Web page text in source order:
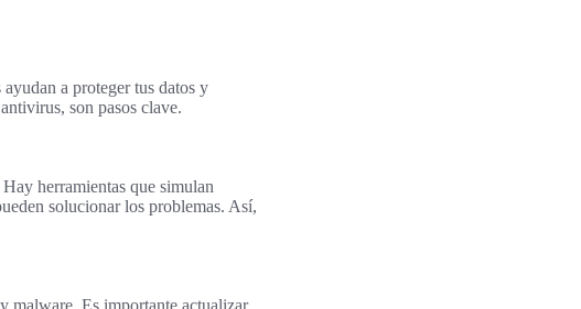
a proteger tus datos y
son pasos clave.
herramientas que simulan
solucionar los problemas. Así,
malware. Es importante actualizar